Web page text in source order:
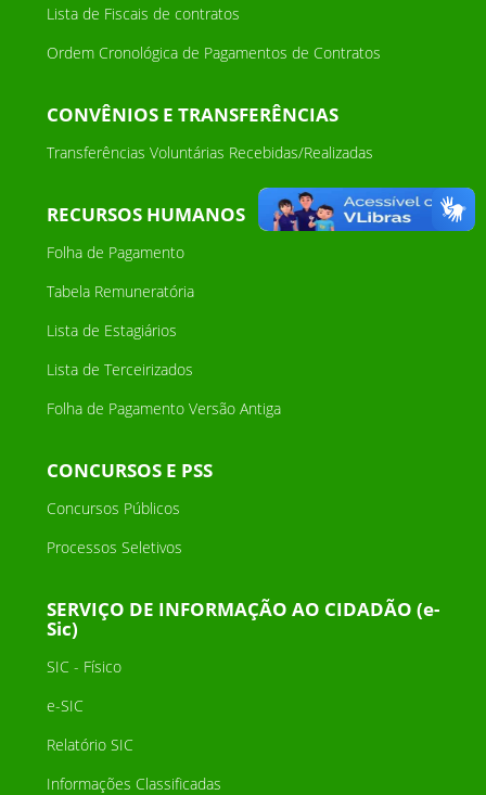
Lista de Fiscais de contratos
Ordem Cronológica de Pagamentos de Contratos
CONVÊNIOS E TRANSFERÊNCIAS
Transferências Voluntárias Recebidas/Realizadas
RECURSOS HUMANOS
Folha de Pagamento
Tabela Remuneratória
Lista de Estagiários
Lista de Terceirizados
Folha de Pagamento Versão Antiga
CONCURSOS E PSS
Concursos Públicos
Processos Seletivos
SERVIÇO DE INFORMAÇÃO AO CIDADÃO (e-
Sic)
SIC - Físico
e-SIC
Relatório SIC
Informações Classificadas